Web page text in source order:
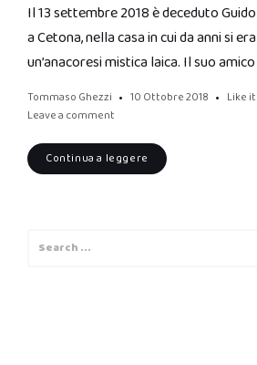
Il 13 settembre 2018 è deceduto
a Cetona, nella casa in cui da anni si
un’anacoresi mistica laica. Il suo
Tommaso Ghezzi 10 Ottobre 2018 Like it
Leave a comment
Continua a leggere
for: